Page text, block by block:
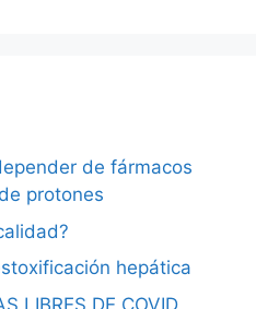
de fármacos
protones
hepática
LIBRES DE COVID